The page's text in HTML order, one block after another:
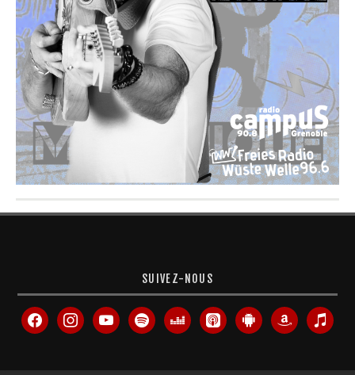
SUIVEZ-NOUS
facebookinstagramyoutube spotify deezer
apple-
podcasts
android amazon itunes